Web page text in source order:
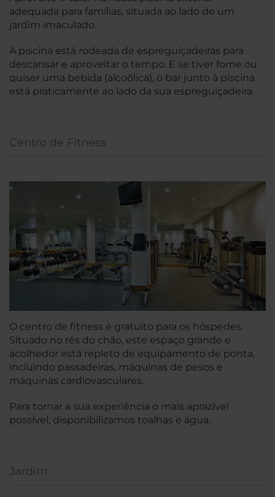
adequada para famílias, situada ao lado de um
jardim imaculado.
A piscina está rodeada de espreguiçadeiras para
descansar e aproveitar o tempo. E se tiver fome ou
quiser uma bebida (alcoólica), o bar junto à piscina
está praticamente ao lado da sua espreguiçadeira.
Centro de Fitness
O centro de fitness é gratuito para os hóspedes.
Situado no rés do chão, este espaço grande e
acolhedor está repleto de equipamento de ponta,
incluindo passadeiras, máquinas de pesos e
máquinas cardiovasculares.
Para tornar a sua experiência o mais aprazível
possível, disponibilizamos toalhas e água.
Jardim